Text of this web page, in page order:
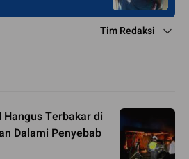
Tim Redaksi
Hangus Terbakar di
Dalami Penyebab